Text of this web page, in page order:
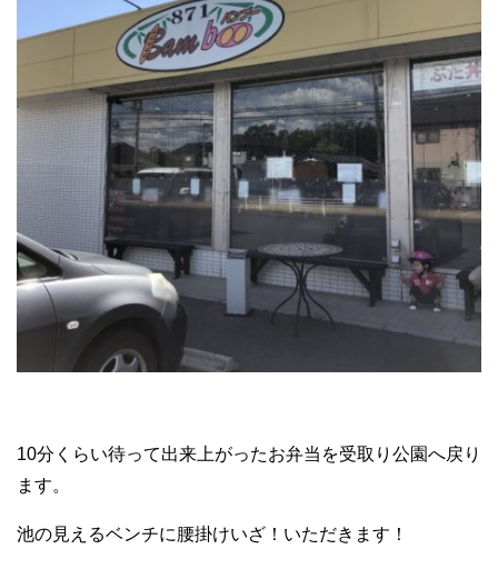
10分くらい待って出来上がったお弁当を受取り公園へ戻り
ます。
池の見えるベンチに腰掛けいざ！いただきます！